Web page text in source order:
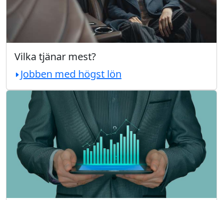
Vilka tjänar mest?
Jobben med högst lön